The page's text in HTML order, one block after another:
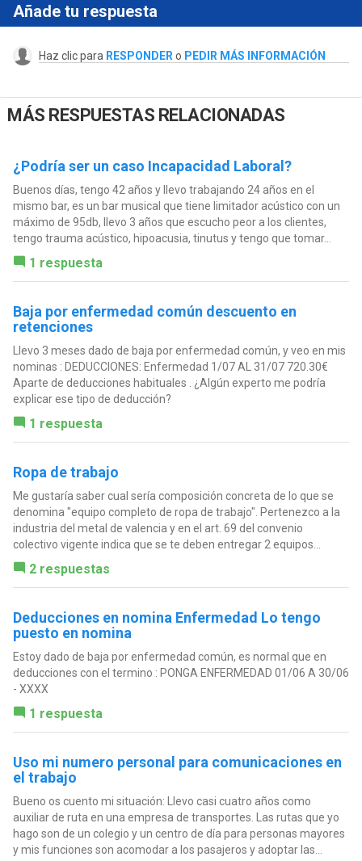
Añade tu respuesta
Haz clic para RESPONDER o PEDIR MÁS INFORMACIÓN
MÁS RESPUESTAS RELACIONADAS
¿Podría ser un caso Incapacidad Laboral?
Buenos días, tengo 42 años y llevo trabajando 24 años en el
mismo bar, es un bar musical que tiene limitador acústico con un
máximo de 95db, llevo 3 años que escucho peor a los clientes,
tengo trauma acústico, hipoacusia, tinutus y tengo que tomar...
1 respuesta
Baja por enfermedad común descuento en
retenciones
Llevo 3 meses dado de baja por enfermedad común, y veo en mis
nominas : DEDUCCIONES: Enfermedad 1/07 AL 31/07 720.30€
Aparte de deducciones habituales . ¿Algún experto me podría
explicar ese tipo de deducción?
1 respuesta
Ropa de trabajo
Me gustaría saber cual sería composición concreta de lo que se
denomina "equipo completo de ropa de trabajo". Pertenezco a la
industria del metal de valencia y en el art. 69 del convenio
colectivo vigente indica que se te deben entregar 2 equipos...
2 respuestas
Deducciones en nomina Enfermedad Lo tengo
puesto en nomina
Estoy dado de baja por enfermedad común, es normal que en
deducciones con el termino : PONGA ENFERMEDAD 01/06 A 30/06
- XXXX
1 respuesta
Uso mi numero personal para comunicaciones en
el trabajo
Bueno os cuento mi situación: Llevo casi cuatro años como
auxiliar de ruta en una empresa de transportes. Las rutas que yo
hago son de un colegio y un centro de día para personas mayores
y mis funciones son acomodar a los pasajeros y adoptar las...